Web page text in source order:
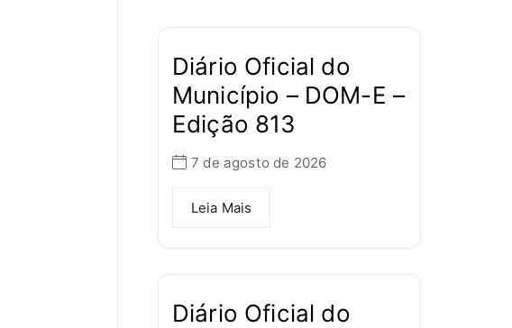
Diário Oficial do
Município – DOM-E –
Edição 813
7 de agosto de 2026
Leia Mais
Diário Oficial do